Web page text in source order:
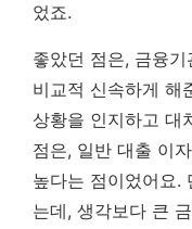
었죠.
좋았던 점은, 금융
비교적 신속하게 해
상황을 인지하고 대
점은, 일반 대출 이
높다는 점이었어요.
는데, 생각보다 큰